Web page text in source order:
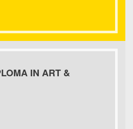
IN ART &